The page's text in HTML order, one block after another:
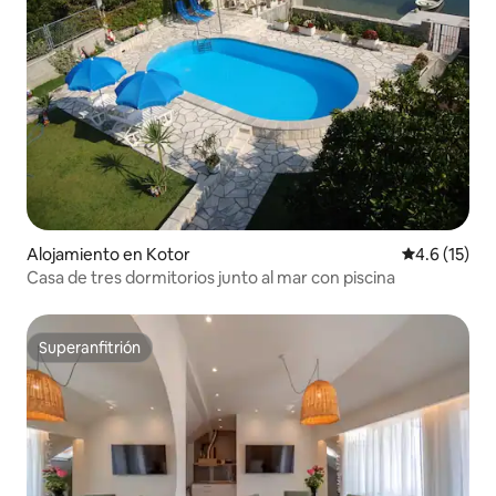
Alojamiento en Kotor Calificación
4.6 (15)
Casa de tres dormitorios junto al mar con piscina
Superanfitrión
Superanfitrión